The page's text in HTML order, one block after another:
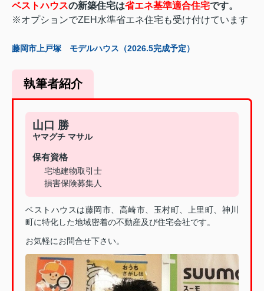
ベストハウスの新築住宅は省エネ基準適合住宅です。
※オプションでZEH水準省エネ住宅も受け付けています
藤岡市上戸塚 モデルハウス（2026.5完成予定）
執筆者紹介
山口 勝
ヤマグチ マサル
保有資格
宅地建物取引士
損害保険募集人
ベストハウスは藤岡市、高崎市、玉村町、上里町、神川
町に特化した地域密着の不動産及び住宅会社です。
お気軽にお問合せ下さい。